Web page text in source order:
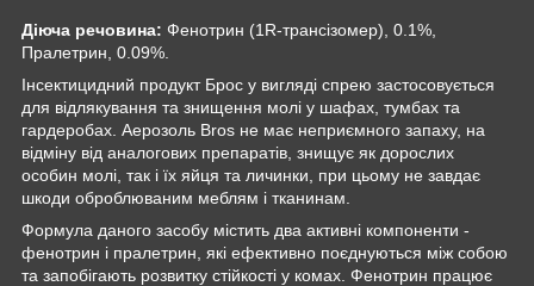
Діюча речовина: Фенотрин (1R-трансізомер), 0.1%,
Пралетрин, 0.09%.
Інсектицидний продукт Брос у вигляді спрею застосовується
для відлякування та знищення молі у шафах, тумбах та
гардеробах. Аерозоль Bros не має неприємного запаху, на
відміну від аналогових препаратів, знищує як дорослих
особин молі, так і їх яйця та личинки, при цьому не завдає
шкоди оброблюваним меблям і тканинам.
Формула даного засобу містить два активні компоненти -
фенотрин і пралетрин, які ефективно поєднуються між собою
та запобігають розвитку стійкості у комах. Фенотрин працює